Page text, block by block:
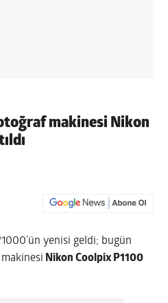
makinesi Nikon
yenisi geldi; bugün
Nikon Coolpix P1100